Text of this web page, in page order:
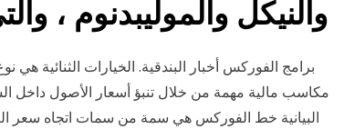
والنيكل والموليبدنوم ،
برامج الفوركس أخبار البندقية. الخيارات الثنائية
مكاسب مالية مهمة من خلال تنبؤ أسعار الأصول داخل
البيانية خط الفوركس هي سمة من سمات اتجاه سعر